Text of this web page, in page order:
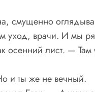
уход, врачи. И мы
осенний лист. —
и ты же не вечный.